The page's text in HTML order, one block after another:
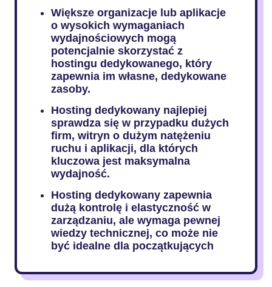
Większe organizacje lub aplikacje
o wysokich wymaganiach
wydajnościowych mogą
potencjalnie skorzystać z
hostingu dedykowanego, który
zapewnia im własne, dedykowane
zasoby.
Hosting dedykowany najlepiej
sprawdza się w przypadku dużych
firm, witryn o dużym natężeniu
ruchu i aplikacji, dla których
kluczowa jest maksymalna
wydajność.
Hosting dedykowany zapewnia
dużą kontrolę i elastyczność w
zarządzaniu, ale wymaga pewnej
wiedzy technicznej, co może nie
być idealne dla początkujących